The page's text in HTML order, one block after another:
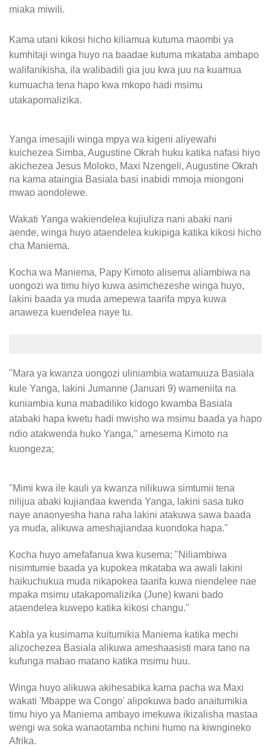
miaka miwili.
Kama utani kikosi hicho kiliamua kutuma maombi ya
kumhitaji winga huyo na baadae kutuma mkataba ambapo
walifanikisha, ila walibadili gia juu kwa juu na kuamua
kumuacha tena hapo kwa mkopo hadi msimu
utakapomalizika.
Yanga imesajili winga mpya wa kigeni aliyewahi
kuichezea Simba, Augustine Okrah huku katika nafasi hiyo
akichezea Jesus Moloko, Maxi Nzengeli, Augustine Okrah
na kama ataingia Basiala basi inabidi mmoja miongoni
mwao aondolewe.
Wakati Yanga wakiendelea kujiuliza nani abaki nani
aende, winga huyo ataendelea kukipiga katika kikosi hicho
cha Maniema.
Kocha wa Maniema, Papy Kimoto alisema aliambiwa na
uongozi wa timu hiyo kuwa asimchezeshe winga huyo,
lakini baada ya muda amepewa taarifa mpya kuwa
anaweza kuendelea naye tu.
"Mara ya kwanza uongozi uliniambia watamuuza Basiala
kule Yanga, lakini Jumanne (Januari 9) wameniita na
kuniambia kuna mabadiliko kidogo kwamba Basiala
atabaki hapa kwetu hadi mwisho wa msimu baada ya hapo
ndio atakwenda huko Yanga," amesema Kimoto na
kuongeza;
"Mimi kwa ile kauli ya kwanza nilikuwa simtumii tena
nilijua abaki kujiandaa kwenda Yanga, lakini sasa tuko
naye anaonyesha hana raha lakini atakuwa sawa baada
ya muda, alikuwa ameshajiandaa kuondoka hapa."
Kocha huyo amefafanua kwa kusema; "Niliambiwa
nisimtumie baada ya kupokea mkataba wa awali lakini
haikuchukua muda nikapokea taarifa kuwa niendelee nae
mpaka msimu utakapomalizika (June) kwani bado
ataendelea kuwepo katika kikosi changu."
Kabla ya kusimama kuitumikia Maniema katika mechi
alizochezea Basiala alikuwa ameshaasisti mara tano na
kufunga mabao matano katika msimu huu.
Winga huyo alikuwa akihesabika kama pacha wa Maxi
wakati 'Mbappe wa Congo' alipokuwa bado anaitumikia
timu hiyo ya Maniema ambayo imekuwa ikizalisha mastaa
wengi wa soka wanaotamba nchini humo na kiwngineko
Afrika.